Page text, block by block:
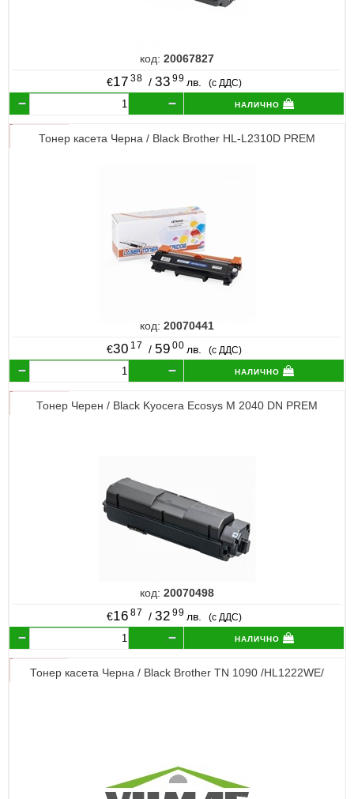
код: 20067827
€17 38 / 33 99 лв. (с ДДС)
налично
Тонер касета Черна / Black Brother HL-L2310D PREM
код: 20070441
€30 17 / 59 00 лв. (с ДДС)
налично
Тонер Черен / Black Kyocera Ecosys M 2040 DN PREM
код: 20070498
€16 87 / 32 99 лв. (с ДДС)
налично
Тонер касета Черна / Black Brother TN 1090 /HL1222WE/